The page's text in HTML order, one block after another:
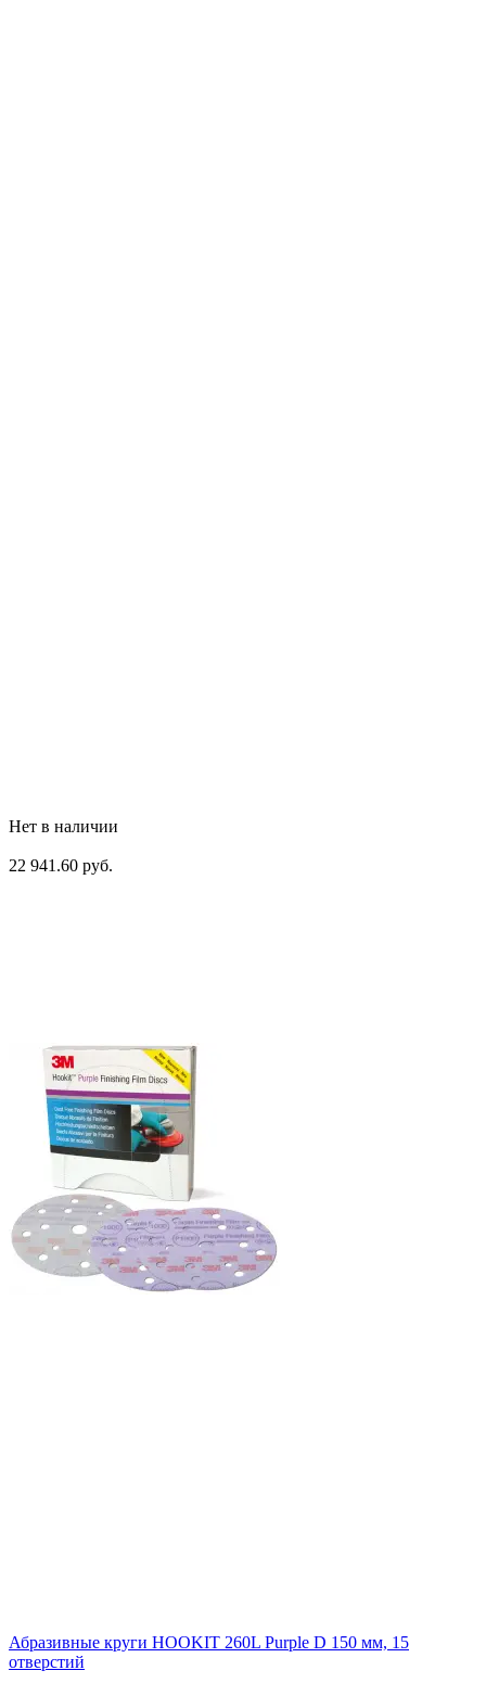
Нет в наличии
22 941.60 руб.
Абразивные круги HOOKIT 260L Purplе D 150 мм, 15
отверстий